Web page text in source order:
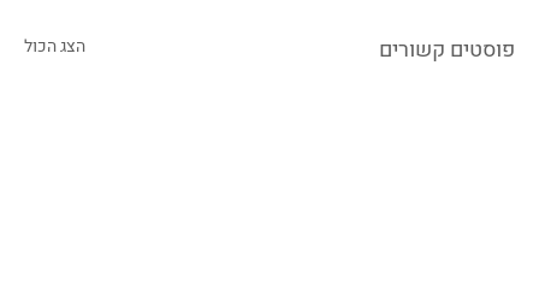
פוסטים קשורים הצג הכול